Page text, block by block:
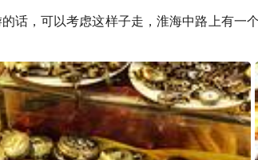
话，可以考虑这样子走，淮海中路上有一